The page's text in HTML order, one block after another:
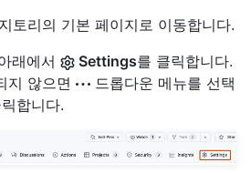
토리의 기본 페이지로 이동합니다.
래에서
Settings를 클릭합니다.
지 않으면
드롭다운 메뉴를 선택
합니다.